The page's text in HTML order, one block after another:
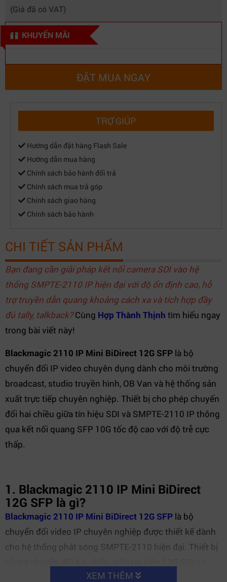
(Giá đã có VAT)
KHUYẾN MÃI
ĐẶT MUA NGAY
TRỢ GIÚP
Hướng dẫn đặt hàng Flash Sale
Hướng dẫn mua hàng
Chính sách bảo hành đổi trả
Chính sách mua trả góp
Chính sách giao hàng
Chính sách bảo hành
CHI TIẾT SẢN PHẨM
Bạn đang cần giải pháp kết nối camera SDI vào hệ
thống SMPTE-2110 IP hiện đại với độ ổn định cao, hỗ
trợ truyền dẫn quang khoảng cách xa và tích hợp đầy
đủ tally, talkback?Cùng Hợp Thành Thịnh tìm hiểu ngay
trong bài viết này!
Blackmagic 2110 IP Mini BiDirect 12G SFP là bộ
chuyển đổi IP video chuyên dụng dành cho môi trường
broadcast, studio truyền hình, OB Van và hệ thống sản
xuất trực tiếp chuyên nghiệp. Thiết bị cho phép chuyển
đổi hai chiều giữa tín hiệu SDI và SMPTE-2110 IP thông
qua kết nối quang SFP 10G tốc độ cao với độ trễ cực
thấp.
1. Blackmagic 2110 IP Mini BiDirect
12G SFP là gì?
Blackmagic 2110 IP Mini BiDirect 12G SFP là bộ
chuyển đổi video IP chuyên nghiệp được thiết kế dành
cho hệ thống phát sóng SMPTE-2110 hiện đại. Thiết bị
video IP qua hạ tầng Ethernet quang 10G.
XEM THÊM